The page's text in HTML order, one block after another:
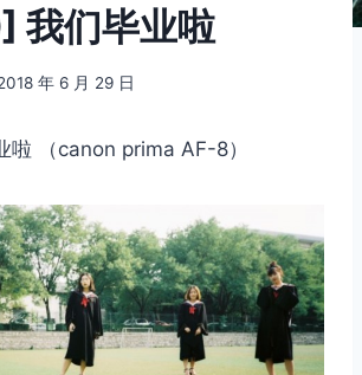
我们毕业啦
年 6 月 29 日
啦 （canon prima AF-8）